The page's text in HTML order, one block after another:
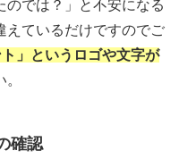
のでは？」と不安になる
えているだけですのでご
ト」というロゴや文字が
確認